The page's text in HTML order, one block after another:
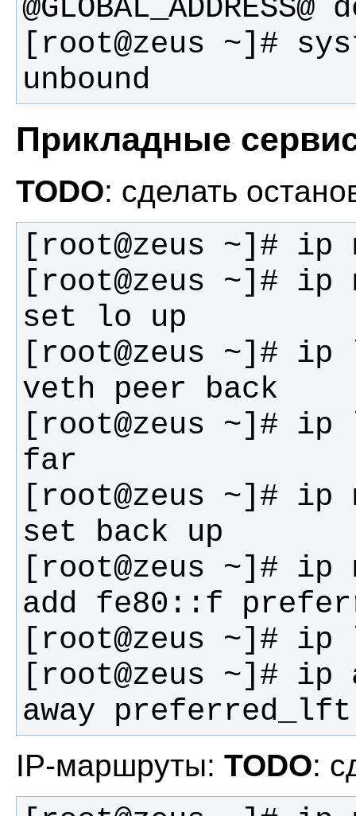
[root@zeus ~]#
unbound
Прикладные
TODO: сделать
[root@zeus ~]#
[root@zeus ~]#
[root@zeus ~]#
[root@zeus ~]#
[root@zeus ~]#
[root@zeus ~]#
away
IP-маршруты: TODO: